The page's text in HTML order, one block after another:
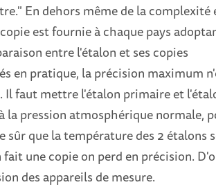
En dehors même de la complexité
est fournie à chaque pays
entre l'étalon et ses copies
en pratique, la précision maximum
Il faut mettre l'étalon primaire et
la pression atmosphérique normale,
sûr que la température des 2 étalons
une copie on perd en précision.
des appareils de mesure.